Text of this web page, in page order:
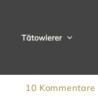
Tätowierer
10 Kommentare